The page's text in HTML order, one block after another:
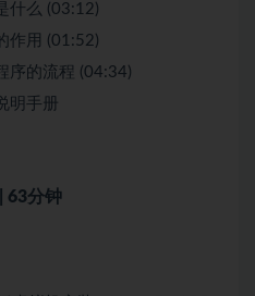
什么 (03:12)
作用 (01:52)
序的流程 (04:34)
明手册
63分钟